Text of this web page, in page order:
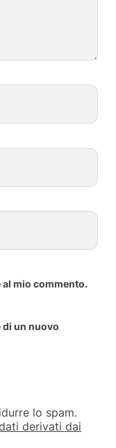
mio commento.
un nuovo
lo spam.
derivati dai